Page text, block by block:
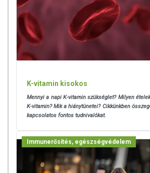
K-vitamin kisokos
Mennyi a napi K-vitamin szükséglet? Milyen
K-vitamin? Mik a hiánytünetei? Cikkünkben
kapcsolatos fontos tudnivalókat.
Immunerősítés, egészségvédelem